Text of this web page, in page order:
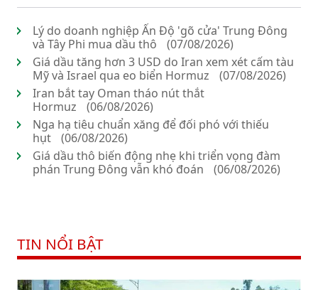
Lý do doanh nghiệp Ấn Độ 'gõ cửa' Trung Đông
và Tây Phi mua dầu thô
(07/08/2026)
Giá dầu tăng hơn 3 USD do Iran xem xét cấm tàu
Mỹ và Israel qua eo biển Hormuz
(07/08/2026)
Iran bắt tay Oman tháo nút thắt
Hormuz
(06/08/2026)
Nga hạ tiêu chuẩn xăng để đối phó với thiếu
hụt
(06/08/2026)
Giá dầu thô biến động nhẹ khi triển vọng đàm
phán Trung Đông vẫn khó đoán
(06/08/2026)
TIN NỔI BẬT